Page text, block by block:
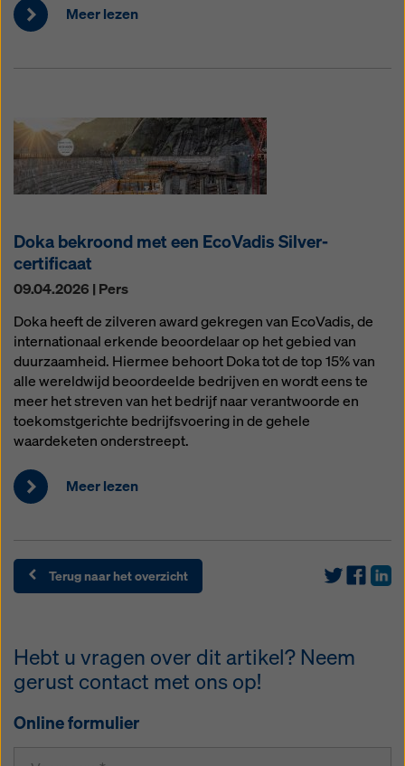
Meer lezen
Doka bekroond met een EcoVadis Silver-
certificaat
09.04.2026 | Pers
Doka heeft de zilveren award gekregen van EcoVadis, de
internationaal erkende beoordelaar op het gebied van
duurzaamheid. Hiermee behoort Doka tot de top 15% van
alle wereldwijd beoordeelde bedrijven en wordt eens te
meer het streven van het bedrijf naar verantwoorde en
toekomstgerichte bedrijfsvoering in de gehele
waardeketen onderstreept.
Meer lezen
Terug naar het overzicht
Hebt u vragen over dit artikel? Neem
gerust contact met ons op!
Online formulier